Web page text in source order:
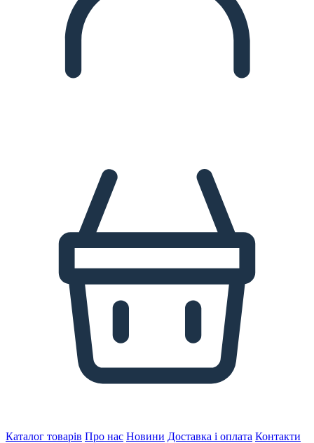
Каталог товарів Про нас Новини Доставка і оплата Контакти